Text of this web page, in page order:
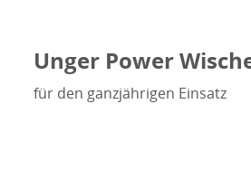
Unger Power
für den ganzjährigen Einsatz